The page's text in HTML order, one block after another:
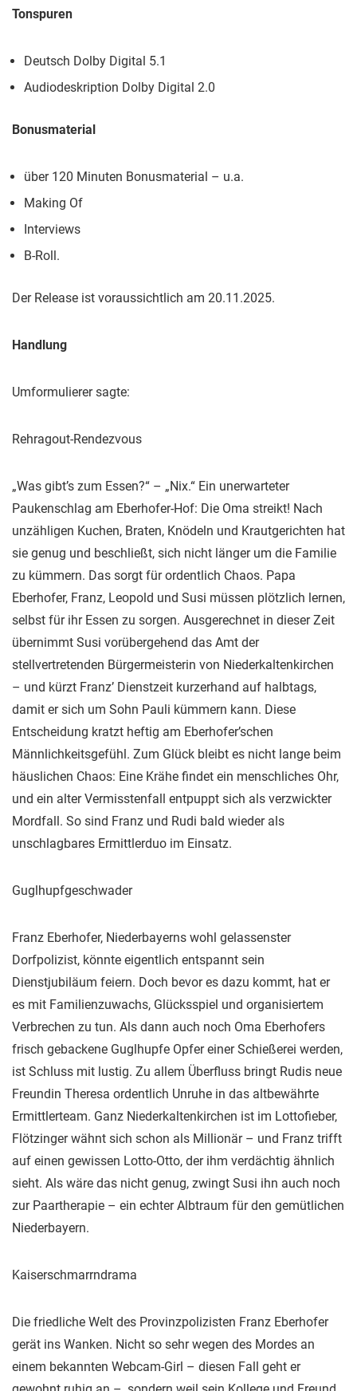
Tonspuren
Deutsch Dolby Digital 5.1
Audiodeskription Dolby Digital 2.0
Bonusmaterial
über 120 Minuten Bonusmaterial – u.a.
Making Of
Interviews
B-Roll.
Der Release ist voraussichtlich am 20.11.2025.
Handlung
Umformulierer sagte:
Rehragout-Rendezvous
„Was gibt’s zum Essen?“ – „Nix.“ Ein unerwarteter
Paukenschlag am Eberhofer-Hof: Die Oma streikt! Nach
unzähligen Kuchen, Braten, Knödeln und Krautgerichten hat
sie genug und beschließt, sich nicht länger um die Familie
zu kümmern. Das sorgt für ordentlich Chaos. Papa
Eberhofer, Franz, Leopold und Susi müssen plötzlich lernen,
selbst für ihr Essen zu sorgen. Ausgerechnet in dieser Zeit
übernimmt Susi vorübergehend das Amt der
stellvertretenden Bürgermeisterin von Niederkaltenkirchen
– und kürzt Franz’ Dienstzeit kurzerhand auf halbtags,
damit er sich um Sohn Pauli kümmern kann. Diese
Entscheidung kratzt heftig am Eberhofer’schen
Männlichkeitsgefühl. Zum Glück bleibt es nicht lange beim
häuslichen Chaos: Eine Krähe findet ein menschliches Ohr,
und ein alter Vermisstenfall entpuppt sich als verzwickter
Mordfall. So sind Franz und Rudi bald wieder als
unschlagbares Ermittlerduo im Einsatz.
Guglhupfgeschwader
Franz Eberhofer, Niederbayerns wohl gelassenster
Dorfpolizist, könnte eigentlich entspannt sein
Dienstjubiläum feiern. Doch bevor es dazu kommt, hat er
es mit Familienzuwachs, Glücksspiel und organisiertem
Verbrechen zu tun. Als dann auch noch Oma Eberhofers
frisch gebackene Guglhupfe Opfer einer Schießerei werden,
ist Schluss mit lustig. Zu allem Überfluss bringt Rudis neue
Freundin Theresa ordentlich Unruhe in das altbewährte
Ermittlerteam. Ganz Niederkaltenkirchen ist im Lottofieber,
Flötzinger wähnt sich schon als Millionär – und Franz trifft
auf einen gewissen Lotto-Otto, der ihm verdächtig ähnlich
sieht. Als wäre das nicht genug, zwingt Susi ihn auch noch
zur Paartherapie – ein echter Albtraum für den gemütlichen
Niederbayern.
Kaiserschmarrndrama
Die friedliche Welt des Provinzpolizisten Franz Eberhofer
gerät ins Wanken. Nicht so sehr wegen des Mordes an
einem bekannten Webcam-Girl – diesen Fall geht er